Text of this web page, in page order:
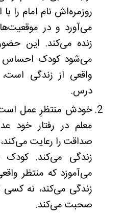
روزمره‌اش نام امام را با
می‌آورد و در
زنده می‌کند. این
می‌شود کودک احساس
واقعی از زندگی
درس.
خودش منتظرِ عمل
معلم در رفتار خود
صداقت را رعایت می‌کند،
زندگی می‌کند. کودک
می‌آموزد که منتظر
زندگی می‌کند، نه کسی
صحبت می‌کند.